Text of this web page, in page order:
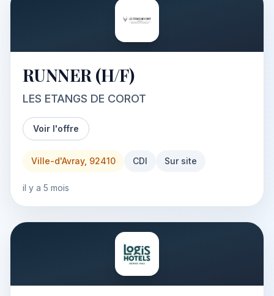
RUNNER (H/F)
LES ETANGS DE COROT
Voir l'offre
Ville-d'Avray, 92410 CDI Sur site
il y a 5 mois